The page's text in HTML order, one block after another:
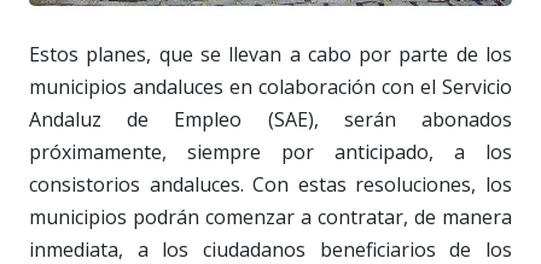
Estos planes, que se llevan a cabo por parte de los
municipios andaluces en colaboración con el Servicio
Andaluz de Empleo (SAE), serán abonados
próximamente, siempre por anticipado, a los
consistorios andaluces. Con estas resoluciones, los
municipios podrán comenzar a contratar, de manera
inmediata, a los ciudadanos beneficiarios de los